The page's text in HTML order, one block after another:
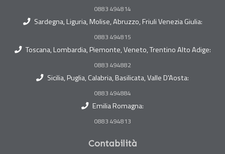
0883 494814
Sardegna, Liguria, Molise, Abruzzo, Friuli Venezia Giulia:
0883 494815
Toscana, Lombardia, Piemonte, Veneto, Trentino Alto Adige:
0883 494882
Sicilia, Puglia, Calabria, Basilicata, Valle D'Aosta:
0883 494884
Emilia Romagna:
0883 494813
Contabilità